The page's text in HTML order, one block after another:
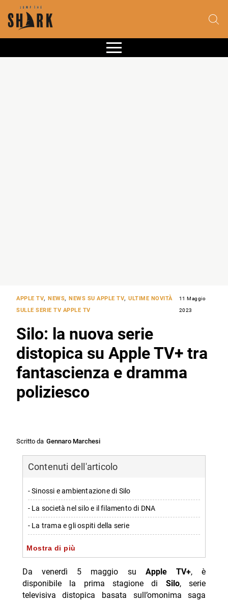
APPLE TV, NEWS, NEWS SU APPLE TV,ULTIME NOVITÀ
SULLE SERIE TV APPLE TV
11 Maggio
2023
Silo: la nuova serie
distopica su Apple TV+ tra
fantascienza e dramma
poliziesco
Scritto da Gennaro Marchesi
Contenuti dell'articolo
- Sinossi e ambientazione di Silo
- La società nel silo e il filamento di DNA
- La trama e gli ospiti della serie
- Aspettative e curiosità sulla serie
-- Scopri di più da Jump the shark
-- RispondiAnnulla risposta
- Cecilia Rodriguez incinta? Moser scatena i rumors
Mostra di più
Da venerdì 5 maggio su Apple TV+, è
disponibile la prima stagione di Silo, serie
televisiva distopica basata sull’omonima saga